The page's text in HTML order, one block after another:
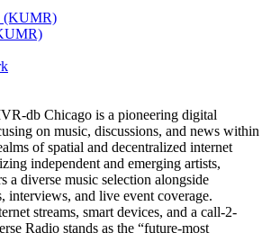
db Chicago is a pioneering digital
on music, discussions, and news within
of spatial and decentralized internet
independent and emerging artists,
a diverse music selection alongside
interviews, and live event coverage.
streams, smart devices, and a call-2-
Radio stands as the “future-most